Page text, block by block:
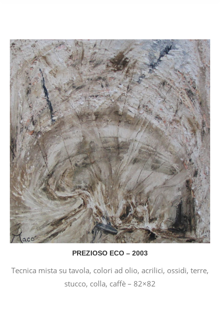
PREZIOSO ECO – 2003
Tecnica mista su tavola, colori ad olio, acrilici, ossidi, terre,
stucco, colla, caffè – 82×82